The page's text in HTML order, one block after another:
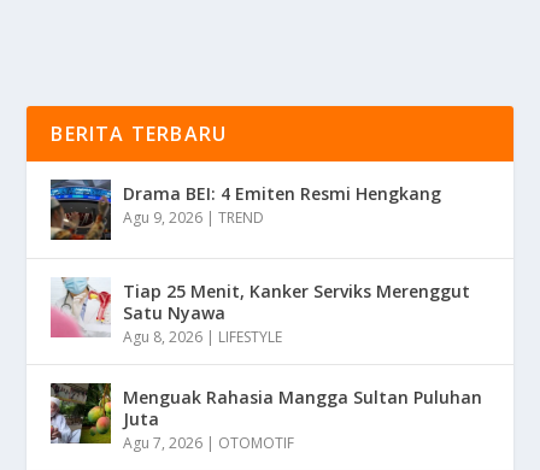
BERITA TERBARU
Drama BEI: 4 Emiten Resmi Hengkang
Agu 9, 2026 |TREND
Tiap 25 Menit, Kanker Serviks Merenggut
Satu Nyawa
Agu 8, 2026 | LIFESTYLE
Menguak Rahasia Mangga Sultan Puluhan
Juta
Agu 7, 2026 | OTOMOTIF